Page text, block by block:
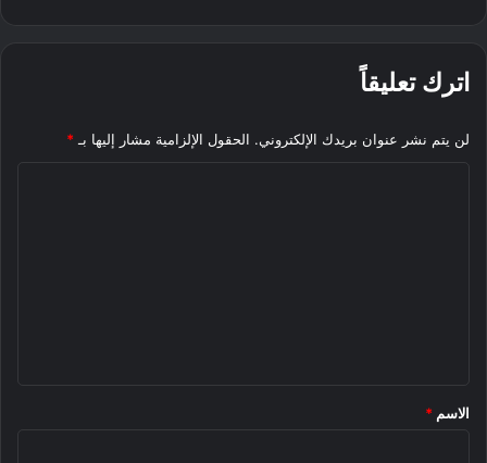
اترك تعليقاً
لن يتم نشر عنوان بريدك الإلكتروني. الحقول الإلزامية مشار إليها بـ *
*
الاسم *